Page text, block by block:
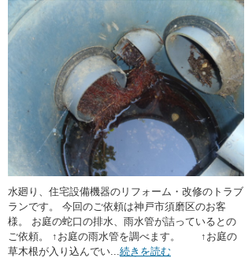
水廻り、住宅設備機器のリフォーム・改修のトラブ
ランです。 今回のご依頼は神戸市須磨区のお客
様。 お庭の蛇口の排水、雨水管が詰っているとの
ご依頼。 ↑お庭の雨水管を調べます。 ↑お庭の
草木根が入り込んでい... 続きを読む